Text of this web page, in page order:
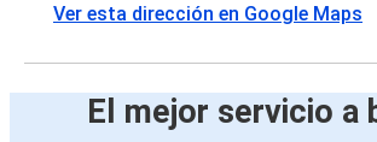
Ver esta dirección en Google Maps
El mejor servicio a